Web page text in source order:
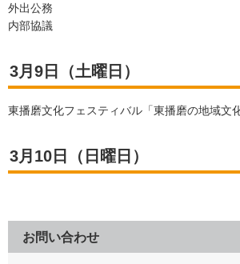
外出公務
内部協議
3月9日（土曜日）
東播磨文化フェスティバル「東播磨の地域文
3月10日（日曜日）
お問い合わせ